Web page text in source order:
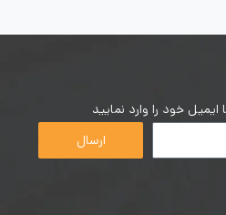
خود را وارد نمایید
ارسال